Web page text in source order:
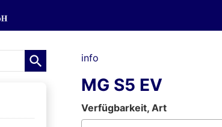
info
MG S5 EV
Verfügbarkeit, Art